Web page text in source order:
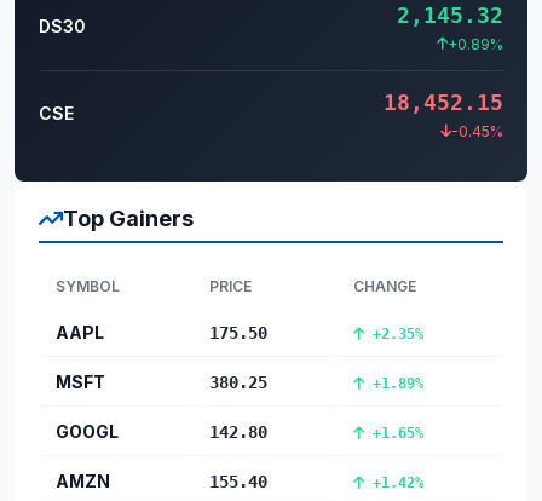
DS30 2,145.32
+0.89%
CSE 18,452.15
-0.45%
Top Gainers
SYMBOL PRICE CHANGE
AAPL 175.50 +2.35%
MSFT 380.25 +1.89%
GOOGL 142.80 +1.65%
AMZN 155.40 +1.42%